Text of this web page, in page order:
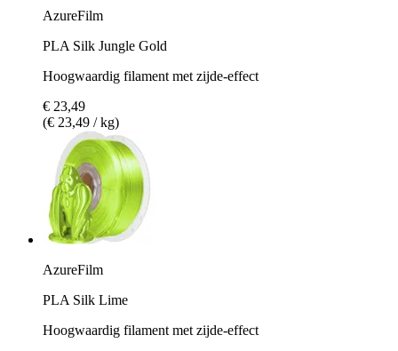
AzureFilm
PLA Silk Jungle Gold
Hoogwaardig filament met zijde-effect
€ 23,49
(€ 23,49 / kg)
AzureFilm
PLA Silk Lime
Hoogwaardig filament met zijde-effect